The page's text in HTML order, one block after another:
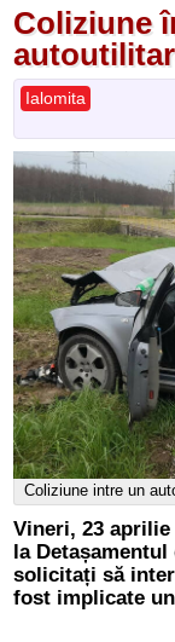
Coliziune
Ialomita
Coliziune intre un
Vineri, 23
la
solicitați să
fost implicate